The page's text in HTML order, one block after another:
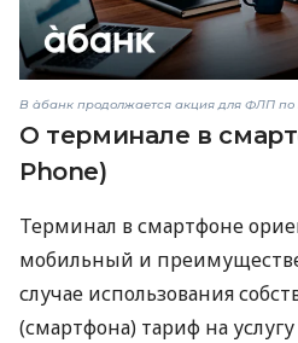
В àбанк продолжается акция для ФЛП
О терминале в
Phone)
Терминал в смартфоне
мобильный и
случае использования
(смартфона) тариф на